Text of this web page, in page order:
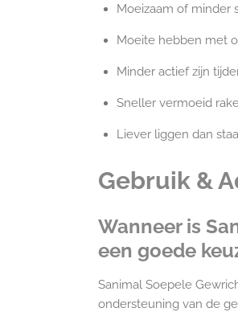
Moeizaam of minder
Moeite hebben met
Minder actief zijn
Sneller vermoeid
Liever liggen dan
Gebruik &
Wanneer is
een goede
Sanimal Soepele
ondersteuning van de